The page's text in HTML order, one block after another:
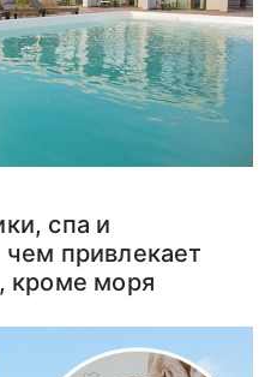
спа и
привлекает
кроме моря